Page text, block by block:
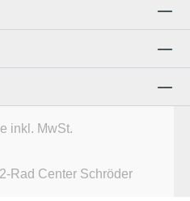
inkl. MwSt.
Rad Center Schröder